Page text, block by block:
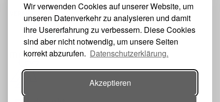
Wir verwenden Cookies auf unserer Website, um
unseren Datenverkehr zu analysieren und damit
ihre Usererfahrung zu verbessern. Diese Cookies
sind aber nicht notwendig, um unsere Seiten
korrekt abzurufen. Datenschutzerklärung.
Akzeptieren
VERANSTALTER: